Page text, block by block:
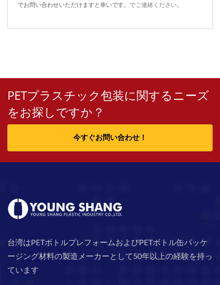
でお問い合わせいただけますと幸いです。 でご連絡ください。
PETプラスチック包装に関するニーズ
をお探しですか？
今すぐお問い合わせ！
台湾はPETボトルプレフォームおよびPETボトル缶パッケ
ージング材料の製造メーカーとして50年以上の経験を持っ
ています